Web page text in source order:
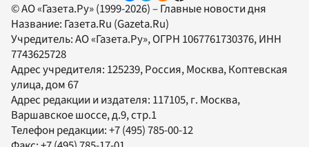
© АО «Газета.Ру» (1999-2026) – Главные новости дня
Название: Газета.Ru (Gazeta.Ru)
Учредитель:АО «Газета.Ру», ОГРН 1067761730376, ИНН
7743625728
Адрес учредителя: 125239, Россия, Москва, Коптевская
улица, дом 67
Адрес редакции и издателя: 117105, г. Москва,
Варшавское шоссе, д.9, стр.1
Телефон редакции:+7 (495) 785-00-12